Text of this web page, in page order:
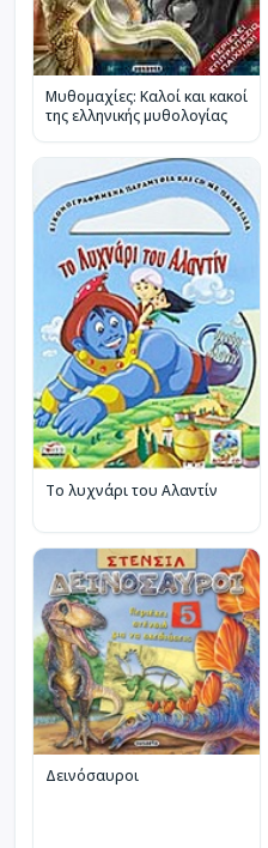
Μυθομαχίες: Καλοί και κακοί
της ελληνικής μυθολογίας
Το λυχνάρι του Αλαντίν
Δεινόσαυροι